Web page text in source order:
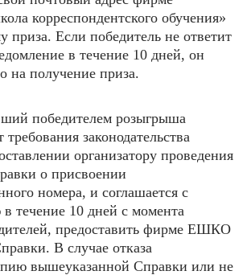
корреспондентского обучения»
приза. Если победитель не ответит
в течение 10 дней, он
на получение приза.
победителем розыгрыша
требования законодательства
организатору проведения
о присвоении
номера, и соглашается с
течение 10 дней с момента
предоставить фирме ЕШКО
В случае отказа
вышеуказанной Справки или не